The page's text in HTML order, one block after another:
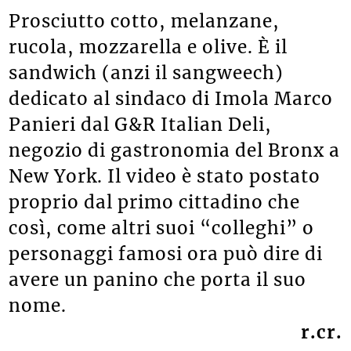
Prosciutto cotto, melanzane,
rucola, mozzarella e olive. È il
sandwich (anzi il sangweech)
dedicato al sindaco di Imola Marco
Panieri dal G&R Italian Deli,
negozio di gastronomia del Bronx a
New York. Il video è stato postato
proprio dal primo cittadino che
così, come altri suoi “colleghi” o
personaggi famosi ora può dire di
avere un panino che porta il suo
nome.
r.cr.